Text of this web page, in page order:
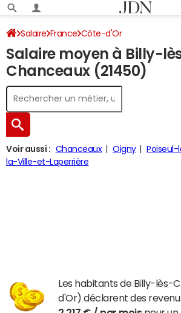
Salaire France Côte-d'Or
Salaire moyen à Billy-
Chanceaux (21450)
Voir aussi : Chanceaux Oigny
la-Ville-et-Laperrière
Les habitants de Billy-lès-
d'Or) déclarent des